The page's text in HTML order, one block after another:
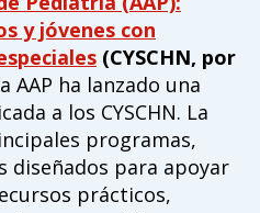
y jóvenes con
(CYSCHN, por
AAP ha lanzado una
a los CYSCHN. La
programas,
diseñados para apoyar
prácticos,